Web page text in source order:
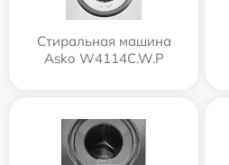
Стиральная машина
Asko W4114C.W.P